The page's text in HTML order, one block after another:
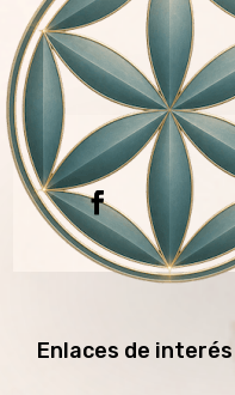
Enlaces de interés